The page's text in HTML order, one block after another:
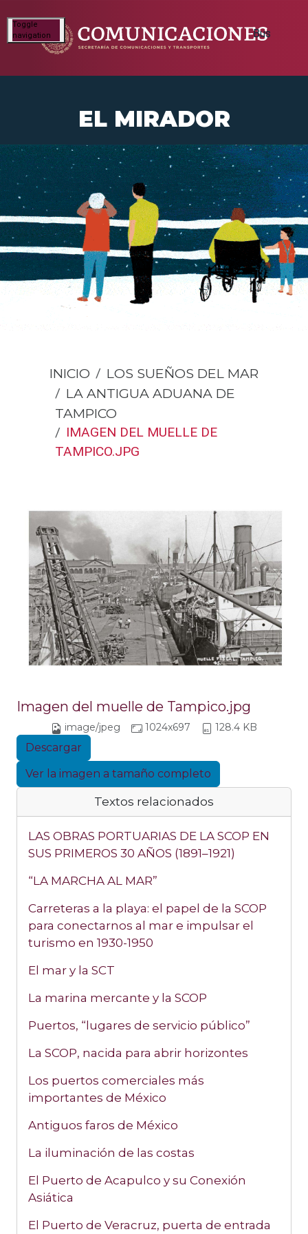
Toggle
navigation
EL MIRADOR
INICIO
LOS SUEÑOS DEL MAR
LA ANTIGUA ADUANA DE
TAMPICO
IMAGEN DEL MUELLE DE
TAMPICO.JPG
Imagen del muelle de Tampico.jpg
image/jpeg 1024x697 128.4 KB
Descargar
Ver la imagen a tamaño completo
Textos relacionados
LAS OBRAS PORTUARIAS DE LA SCOP EN
SUS PRIMEROS 30 AÑOS (1891–1921)
“LA MARCHA AL MAR”
Carreteras a la playa: el papel de la SCOP
para conectarnos al mar e impulsar el
turismo en 1930-1950
El mar y la SCT
La marina mercante y la SCOP
Puertos, “lugares de servicio público”
La SCOP, nacida para abrir horizontes
Los puertos comerciales más
importantes de México
Antiguos faros de México
La iluminación de las costas
El Puerto de Acapulco y su Conexión
Asiática
El Puerto de Veracruz, puerta de entrada